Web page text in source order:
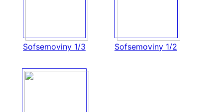
Sofsemoviny 1/3 Sofsemoviny 1/2